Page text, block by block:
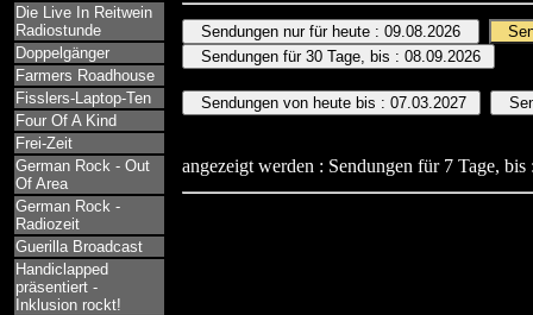
Die Live In Reitwein
Radiostunde
Doppelgänger
Farmers Roadhouse
Fisslers-Laptop-Ten
Four Of A Kind
Frei-Zeit
German Rock - Out
Of Area
German Rock -
Radiozeit
Guerilla Broadcast
Handiclapped
präsentiert -
Inklusion rockt!
angezeigt werden : Sendungen für 7 Tage, bis